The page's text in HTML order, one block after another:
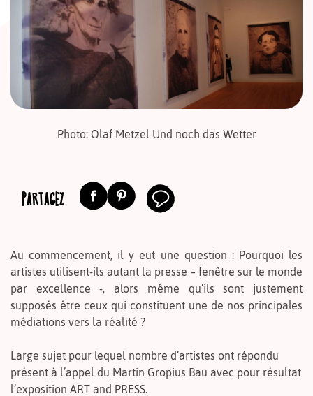
Photo: Olaf Metzel Und noch das Wetter
PARTAGEZ
Au commencement, il y eut une question : Pourquoi les
artistes utilisent-ils autant la presse – fenêtre sur le monde
par excellence -, alors même qu’ils sont justement
supposés être ceux qui constituent une de nos principales
médiations vers la réalité ?
Large sujet pour lequel nombre d’artistes ont répondu
présent à l’appel du Martin Gropius Bau avec pour résultat
l’exposition ART and PRESS.